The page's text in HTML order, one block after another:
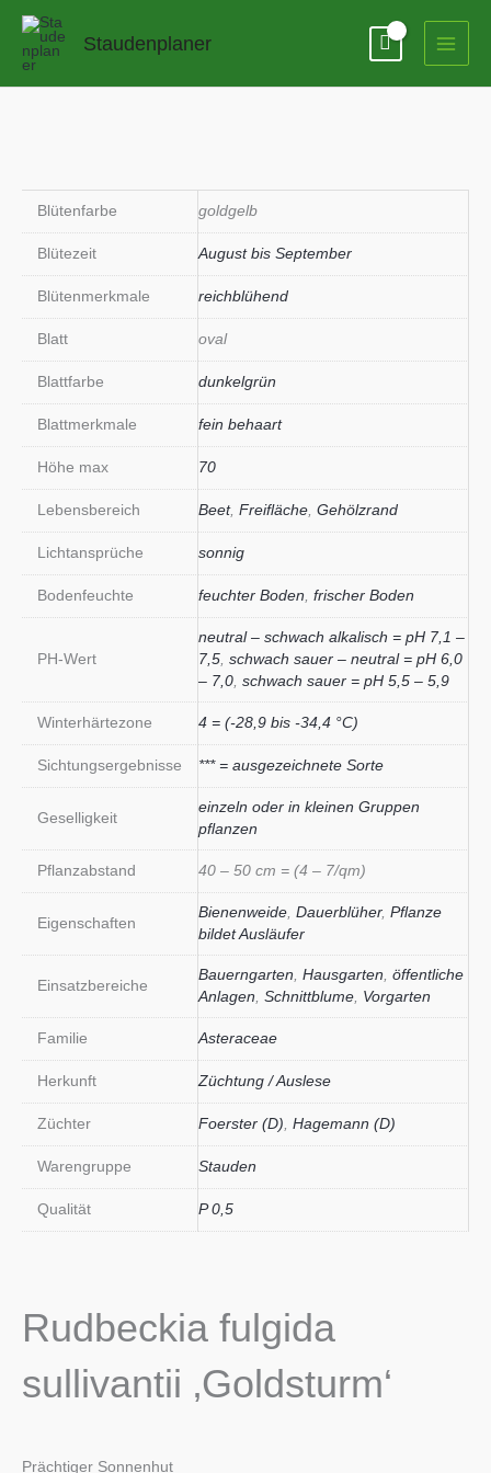
Zum
springen
Staudenplaner
Blütenfarbe goldgelb
Blütezeit August bis September
Blütenmerkmale reichblühend
Blatt oval
Blattfarbe dunkelgrün
Blattmerkmale fein behaart
Höhe max 70
Lebensbereich Beet, Freifläche Gehölzrand
Lichtansprüche sonnig
Bodenfeuchte feuchter Boden frischer Boden
PH-Wert
neutral – schwach alkalisch = pH 7,1 –
7,5 schwach sauer – neutral = pH 6,0
– 7,0 schwach sauer = pH 5,5 – 5,9
Winterhärtezone 4 = (-28,9 bis -34,4 °C)
Sichtungsergebnisse *** = ausgezeichnete Sorte
Geselligkeit
einzeln oder in kleinen Gruppen
pflanzen
Pflanzabstand 40 – 50 cm = (4 – 7/qm)
Eigenschaften
Bienenweide Dauerblüher, Pflanze
bildet Ausläufer
Einsatzbereiche
Bauerngarten Hausgarten öffentliche
Anlagen Schnittblume Vorgarten
Familie Asteraceae
Herkunft Züchtung / Auslese
Züchter Foerster (D) Hagemann (D)
Warengruppe Stauden
Qualität P 0,5
Rudbeckia fulgida
sullivantii ‚Goldsturm‘
Prächtiger Sonnenhut